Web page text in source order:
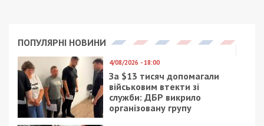
ПОПУЛЯРНІ НОВИНИ
4/08/2026 - 18:00
За $13 тисяч допомагали
військовим втекти зі
служби: ДБР викрило
організовану групу